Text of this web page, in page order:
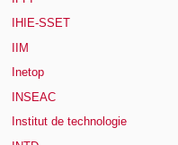
IHIE-SSET
IIM
Inetop
INSEAC
Institut de technologie